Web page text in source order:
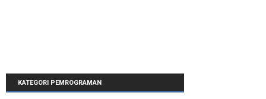
KATEGORI PEMROGRAMAN